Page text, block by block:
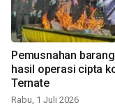
Pemusnahan
hasil operasi cipta
Ternate
Rabu, 1 Juli 2026